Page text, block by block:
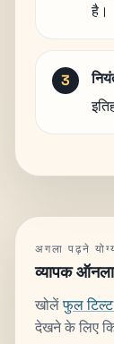
है।
अगला पढ़ने
व्यापक
खोलेंफुल
देखने के लिए